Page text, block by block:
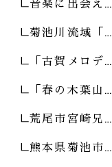
音楽に出会え…
菊池川流域「…
「古賀メロデ…
「春の木葉山…
荒尾市宮崎兄…
熊本県菊池市…